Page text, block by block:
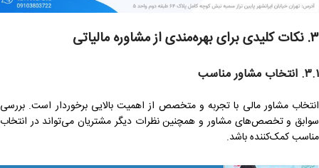
۳. نکات کلیدی برای بهره‌مندی از مشاوره مالیاتی
۳.۱. انتخاب مشاور مناسب
انتخاب مشاور مالی با تجربه و متخصص از اهمیت بالایی برخوردار است. بررسی
سوابق و تخصص‌های مشاور و همچنین نظرات دیگر مشتریان می‌تواند در انتخاب
مناسب کمک‌کننده باشد.